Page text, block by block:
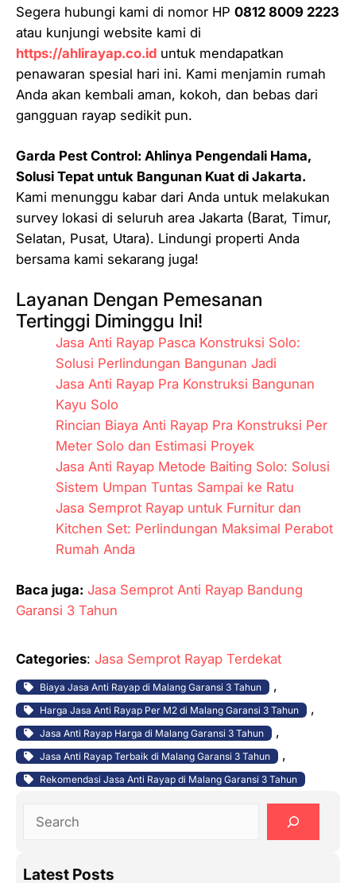
Segera hubungi kami di nomor HP 0812 8009 2223
atau kunjungi website kami di
https://ahlirayap.co.id untuk mendapatkan
penawaran spesial hari ini. Kami menjamin rumah
Anda akan kembali aman, kokoh, dan bebas dari
gangguan rayap sedikit pun.
Garda Pest Control: Ahlinya Pengendali Hama,
Solusi Tepat untuk Bangunan Kuat di Jakarta.
Kami menunggu kabar dari Anda untuk melakukan
survey lokasi di seluruh area Jakarta (Barat, Timur,
Selatan, Pusat, Utara). Lindungi properti Anda
bersama kami sekarang juga!
Layanan Dengan Pemesanan
Tertinggi Diminggu Ini!
Jasa Anti Rayap Pasca Konstruksi Solo:
Solusi Perlindungan Bangunan Jadi
Jasa Anti Rayap Pra Konstruksi Bangunan
Kayu Solo
Rincian Biaya Anti Rayap Pra Konstruksi Per
Meter Solo dan Estimasi Proyek
Jasa Anti Rayap Metode Baiting Solo: Solusi
Sistem Umpan Tuntas Sampai ke Ratu
Jasa Semprot Rayap untuk Furnitur dan
Kitchen Set: Perlindungan Maksimal Perabot
Rumah Anda
Baca juga: Jasa Semprot Anti Rayap Bandung
Garansi 3 Tahun
Categories: Jasa Semprot Rayap Terdekat
Biaya Jasa Anti Rayap di Malang Garansi 3 Tahun ,
Harga Jasa Anti Rayap Per M2 di Malang Garansi 3 Tahun ,
Jasa Anti Rayap Harga di Malang Garansi 3 Tahun ,
Jasa Anti Rayap Terbaik di Malang Garansi 3 Tahun ,
Rekomendasi Jasa Anti Rayap di Malang Garansi 3 Tahun
r
Latest Posts